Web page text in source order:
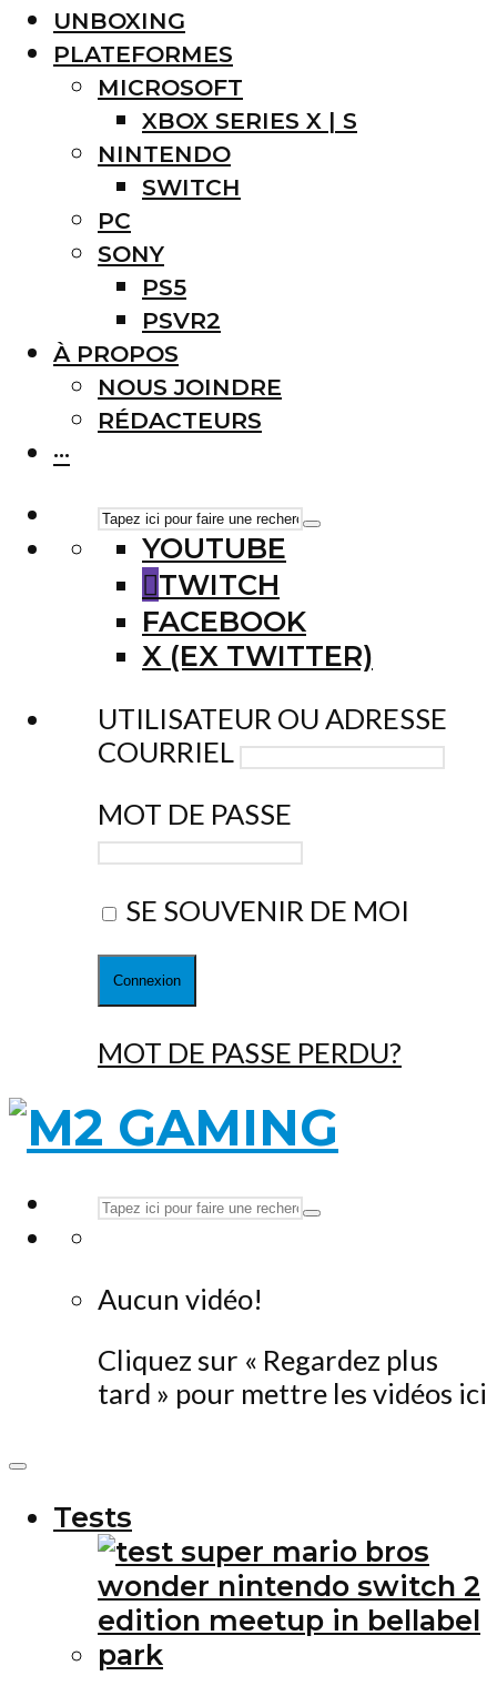
UNBOXING
PLATEFORMES
MICROSOFT
XBOX SERIES X | S
NINTENDO
SWITCH
PC
SONY
PS5
PSVR2
À PROPOS
NOUS JOINDRE
RÉDACTEURS
···
YOUTUBE
TWITCH
FACEBOOK
X (EX TWITTER)
UTILISATEUR OU ADRESSE
COURRIEL
MOT DE PASSE
SE SOUVENIR DE MOI
MOT DE PASSE PERDU?
Aucun vidéo!
Cliquez sur « Regardez plus
tard » pour mettre les vidéos ici
Tests